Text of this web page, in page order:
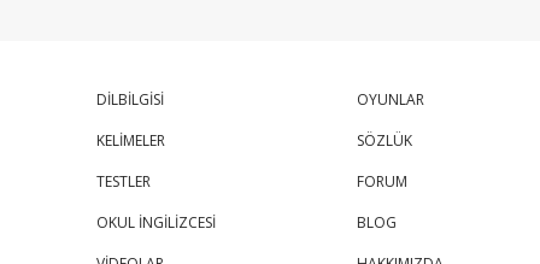
DİLBİLGİSİ
KELİMELER
TESTLER
OKUL İNGİLİZCESİ
OYUNLAR
SÖZLÜK
FORUM
BLOG